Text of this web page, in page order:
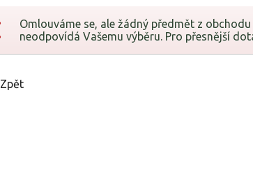
Omlouváme se, ale žádný předmět z obchodu
neodpovídá Vašemu výběru. Pro přesnější
Zpět